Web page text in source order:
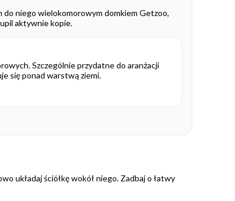
do niego wielokomorowym domkiem Getzoo,
aktywnie kopie.
Szczególnie przydatne do aranżacji
się ponad warstwą ziemi.
układaj ściółkę wokół niego. Zadbaj o łatwy